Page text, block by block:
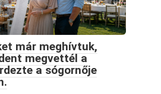
már meghívtuk,
megvettél a
a sógornője